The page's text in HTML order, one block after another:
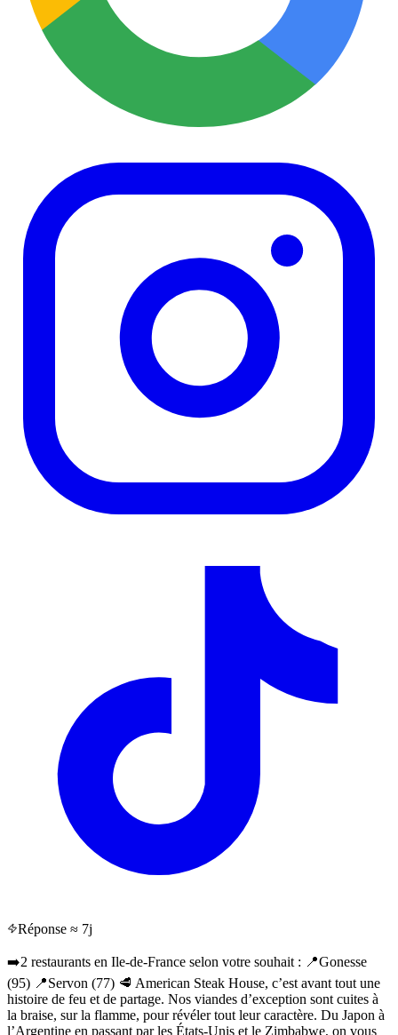
Réponse ≈ 7j
➡️2 restaurants en Ile-de-France selon votre souhait : 📍Gonesse
(95) 📍Servon (77) 🥩 American Steak House, c’est avant tout une
histoire de feu et de partage. Nos viandes d’exception sont cuites à
la braise, sur la flamme, pour révéler tout leur caractère. Du Japon à
l’Argentine en passant par les États-Unis et le Zimbabwe, on vous